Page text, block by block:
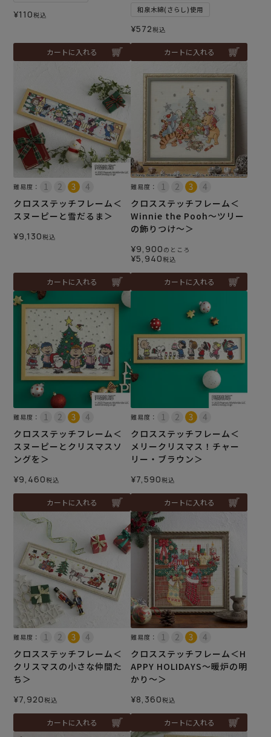
¥110税込
カートに入れる
和泉木綿(さらし)使用
¥572税込
カートに入れる
難易度：
クロスステッチフレーム＜
スヌーピーと雪だるま＞
¥9,130税込
カートに入れる
難易度：
クロスステッチフレーム＜
Winnie the Pooh～ツリー
の飾りつけ～＞
¥9,900 のところ
¥5,940税込
カートに入れる
難易度：
クロスステッチフレーム＜
スヌーピーとクリスマスソ
ングを＞
¥9,460税込
カートに入れる
難易度：
クロスステッチフレーム＜
メリークリスマス！チャー
リー・ブラウン＞
¥7,590税込
カートに入れる
難易度：
クロスステッチフレーム＜
クリスマスの小さな仲間た
ち＞
¥7,920税込
カートに入れる
難易度：
クロスステッチフレーム＜H
APPY HOLIDAYS～暖炉の明
かり～＞
¥8,360税込
カートに入れる